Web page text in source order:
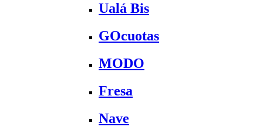
Ualá Bis
GOcuotas
MODO
Fresa
Nave